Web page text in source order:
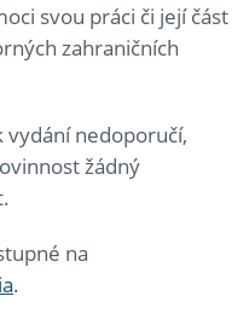
svou práci či její část
zahraničních
vydání nedoporučí,
žádný
na
.